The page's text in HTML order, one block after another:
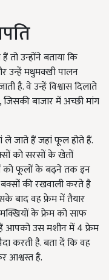
तो उन्होंने बताया कि
उन्हें मधुमक्खी पालन
है. वे उन्हें विश्वास दिलाते
बाजार में अच्छी मांग
जाते हैं जहां फूल होते हैं.
को सरसों के खेतों
को फूलों के बढ़ने तक इन
की रखवाली करते है
बाद वह फ्रेम में तैयार
के फ्रेम को साफ
आपको उस मशीन में 4 फ्रेम
करती है. बता दें कि वह
आश्वस्त है.